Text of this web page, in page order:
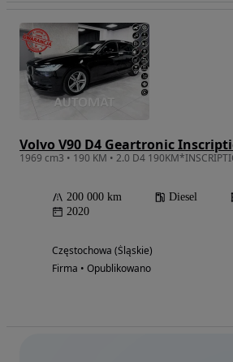
Volvo V90 D4 Geartronic
200 000 km Diesel
2020
Częstochowa (Śląskie)
Firma • Opublikowano